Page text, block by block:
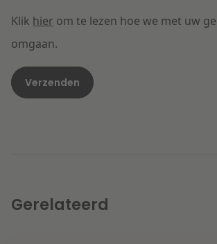
Klik hier om te lezen hoe we met uw
omgaan.
Gerelateerd